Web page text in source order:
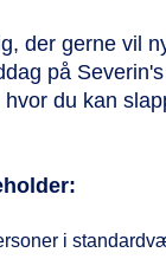
der gerne vil
på
du kan
i